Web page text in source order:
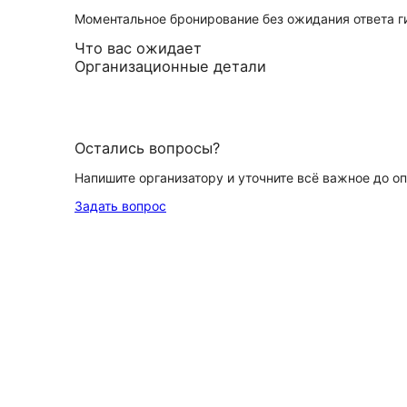
Моментальное бронирование без ожидания ответа
Что вас ожидает
Организационные детали
Остались вопросы?
Напишите организатору и уточните всё важное до
Задать вопрос